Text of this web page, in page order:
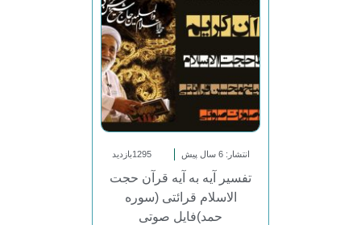
انتشار: 6 سال پیش 1295بازدید
تفسیر آیه به آیه قرآن حجت
الاسلام قرائتی (سوره
حمد)فایل صوتی